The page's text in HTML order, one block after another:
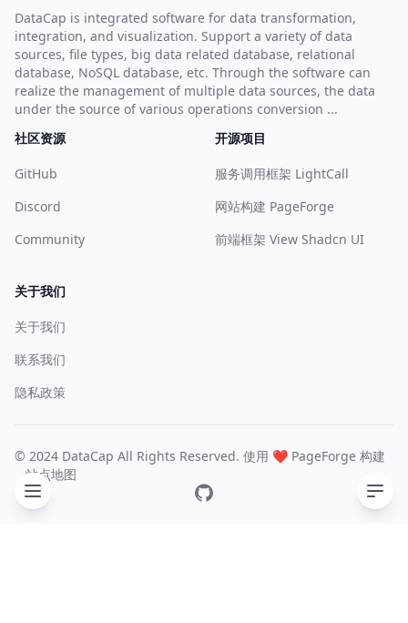
DataCap is integrated software for data transformation,
integration, and visualization. Support a variety of data
sources, file types, big data related database, relational
database, NoSQL database, etc. Through the software can
realize the management of multiple data sources, the data
under the source of various operations conversion ...
社区资源
GitHub
Discord
Community
开源项目
服务调用框架 LightCall
网站构建 PageForge
前端框架 View Shadcn UI
关于我们
关于我们
联系我们
隐私政策
© 2024 DataCap All Rights Reserved. 使用 ❤️ PageForge 构建
站点地图